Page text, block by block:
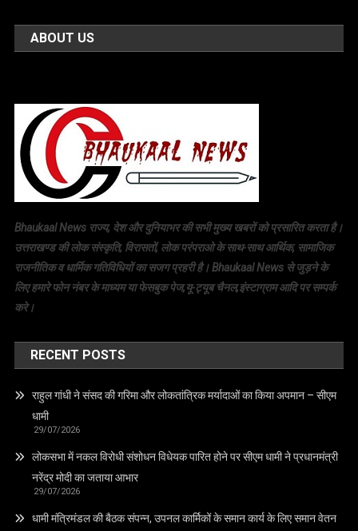
ABOUT US
Bhaukaal News राज्य, देश और दुनियाभर की सभी मुख्य खबरों को प्रसारित करता है।
उत्तराखण्ड की लोक संस्कृति, विरासतों, लोक परंपराओ के साथ-साथ आर्थिक, सामाजिक
राजनीतिक व धार्मिक गतिविधियों का सजग प्रहरी है। Bhaukaal News से जुड़ने के
लिए हमारे फोन नंबर के माध्यम या फेसबुक पेज,यू-ट्यूब चैनल,इंस्टाग्राम आदि पर सम्पर्क
करे।
RECENT POSTS
राहुल गांधी ने संसद की गरिमा और लोकतांत्रिक मर्यादाओं का किया अपमान – सीएम
धामी
29/07/2026
लोकसभा में नकल विरोधी संशोधन विधेयक पारित होने पर सीएम धामी ने प्रधानमंत्री
नरेंद्र मोदी का जताया आभार
29/07/2026
धामी मंत्रिमंडल की बैठक संपन्न, उपनल कार्मिकों के समान कार्य के लिए समान वेतन